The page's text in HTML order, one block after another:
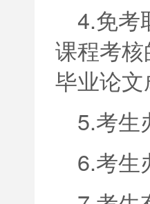
4.免考
课程考
毕业论文
5.考生
6.考生